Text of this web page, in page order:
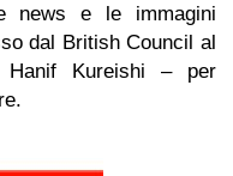
news e le immagini
dal British Council al
Hanif Kureishi – per